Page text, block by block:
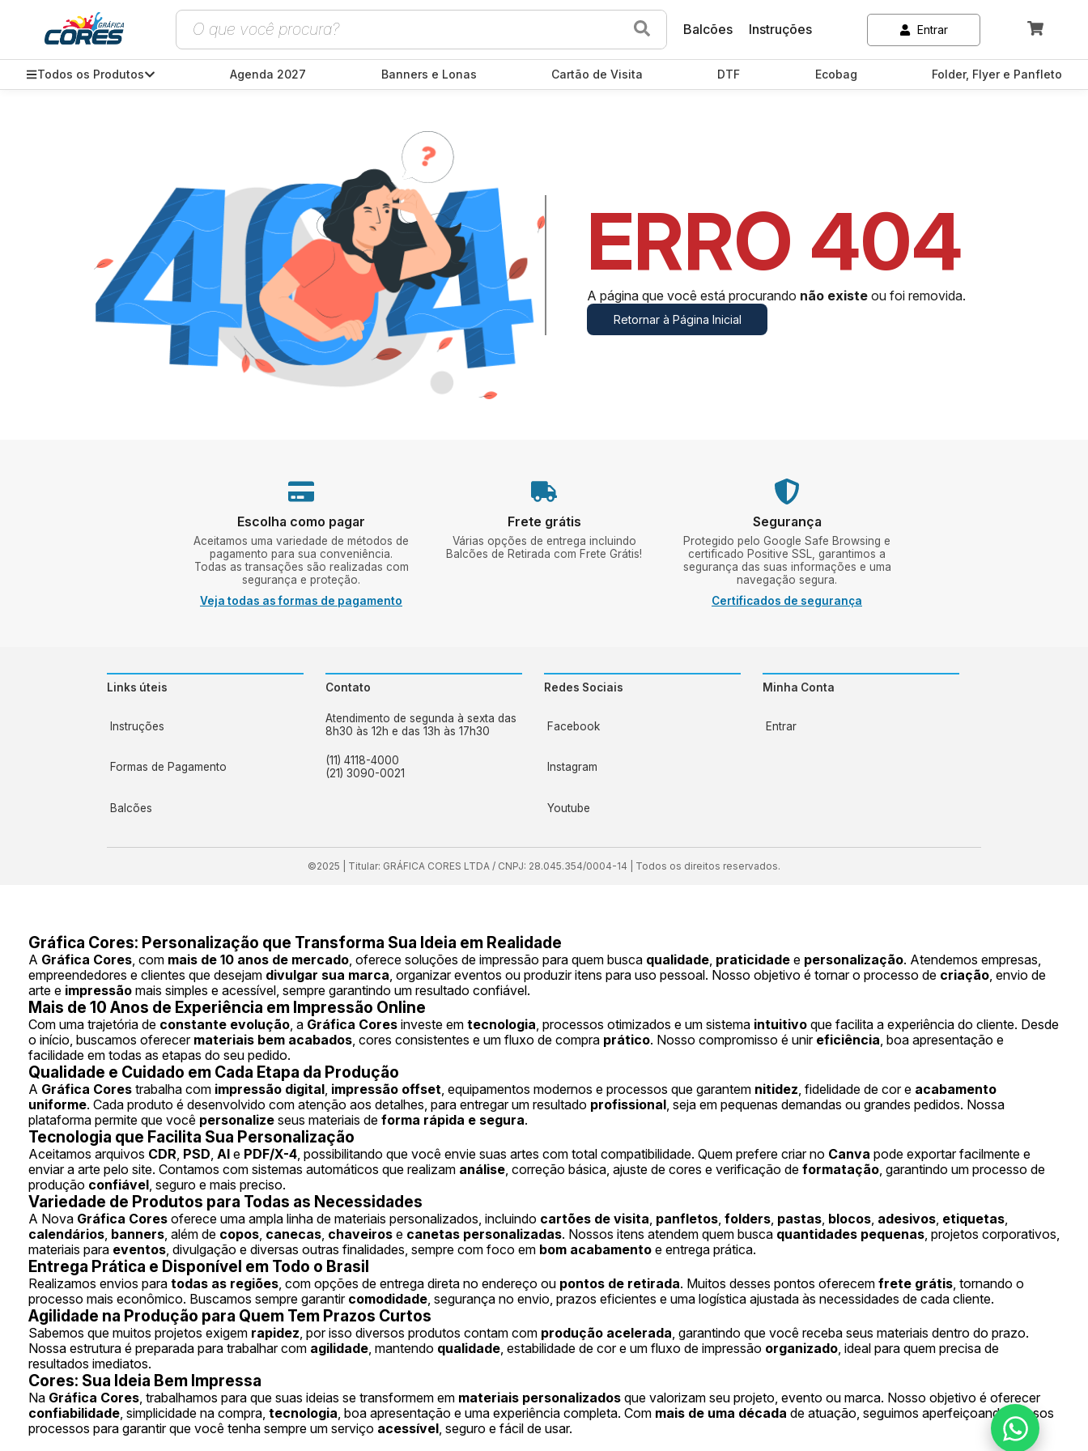
Balcões Instruções Entrar
Todos os Produtos Agenda 2027 Banners e Lonas Cartão de Visita DTF Ecobag Folder, Flyer e Panfleto
ERRO 404
A página que você está procurando não existe ou foi removida.
Retornar à Página Inicial
Escolha como pagar
Aceitamos uma variedade de métodos de
pagamento para sua conveniência.
Todas as transações são realizadas com
segurança e proteção.
Veja todas as formas de pagamento
Frete grátis
Várias opções de entrega incluindo
Balcões de Retirada com Frete Grátis!
Segurança
Protegido pelo Google Safe Browsing e
certificado Positive SSL, garantimos a
segurança das suas informações e uma
navegação segura.
Certificados de segurança
Links úteis
Instruções
Formas de Pagamento
Balcões
Contato
Atendimento de segunda à sexta das
8h30 às 12h e das 13h às 17h30
(11) 4118-4000
(21) 3090-0021
Redes Sociais
Facebook
Instagram
Youtube
Minha Conta
Entrar
©2025 | Titular: GRÁFICA CORES LTDA / CNPJ: 28.045.354/0004-14 | Todos os direitos reservados.
Gráfica Cores: Personalização que Transforma Sua Ideia em Realidade
A Gráfica Cores, com mais de 10 anos de mercado, oferece soluções de impressão para quem busca qualidade, praticidade e personalização. Atendemos empresas,
empreendedores e clientes que desejam divulgar sua marca, organizar eventos ou produzir itens para uso pessoal. Nosso objetivo é tornar o processo de criação, envio de
arte e impressão mais simples e acessível, sempre garantindo um resultado confiável.
Mais de 10 Anos de Experiência em Impressão Online
Com uma trajetória de constante evolução, a Gráfica Cores investe em tecnologia, processos otimizados e um sistema intuitivo que facilita a experiência do cliente. Desde
o início, buscamos oferecer materiais bem acabados, cores consistentes e um fluxo de compra prático. Nosso compromisso é unir eficiência, boa apresentação e
facilidade em todas as etapas do seu pedido.
Qualidade e Cuidado em Cada Etapa da Produção
A Gráfica Cores trabalha com impressão digital, impressão offset, equipamentos modernos e processos que garantem nitidez, fidelidade de cor e acabamento
uniforme. Cada produto é desenvolvido com atenção aos detalhes, para entregar um resultado profissional, seja em pequenas demandas ou grandes pedidos. Nossa
plataforma permite que você personalize seus materiais de forma rápida e segura.
Tecnologia que Facilita Sua Personalização
Aceitamos arquivos CDR, PSD, AI e PDF/X-4, possibilitando que você envie suas artes com total compatibilidade. Quem prefere criar no Canva pode exportar facilmente e
enviar a arte pelo site. Contamos com sistemas automáticos que realizam análise, correção básica, ajuste de cores e verificação de formatação, garantindo um processo de
produção confiável, seguro e mais preciso.
Variedade de Produtos para Todas as Necessidades
A Nova Gráfica Cores oferece uma ampla linha de materiais personalizados, incluindo cartões de visita, panfletos, folders, pastas, blocos, adesivos, etiquetas,
calendários, banners, além de copos, canecas, chaveiros e canetas personalizadas. Nossos itens atendem quem busca quantidades pequenas, projetos corporativos,
materiais para eventos, divulgação e diversas outras finalidades, sempre com foco em bom acabamento e entrega prática.
Entrega Prática e Disponível em Todo o Brasil
Realizamos envios para todas as regiões, com opções de entrega direta no endereço ou pontos de retirada. Muitos desses pontos oferecem frete grátis, tornando o
processo mais econômico. Buscamos sempre garantir comodidade, segurança no envio, prazos eficientes e uma logística ajustada às necessidades de cada cliente.
Agilidade na Produção para Quem Tem Prazos Curtos
Sabemos que muitos projetos exigem rapidez, por isso diversos produtos contam com produção acelerada, garantindo que você receba seus materiais dentro do prazo.
Nossa estrutura é preparada para trabalhar com agilidade, mantendo qualidade, estabilidade de cor e um fluxo de impressão organizado, ideal para quem precisa de
resultados imediatos.
Cores: Sua Ideia Bem Impressa
Na Gráfica Cores, trabalhamos para que suas ideias se transformem em materiais personalizados que valorizam seu projeto, evento ou marca. Nosso objetivo é oferecer
confiabilidade, simplicidade na compra, tecnologia, boa apresentação e uma experiência completa. Com mais de uma década de atuação, seguimos aperfeiçoando nossos
processos para garantir que você tenha sempre um serviço acessível, seguro e fácil de usar.